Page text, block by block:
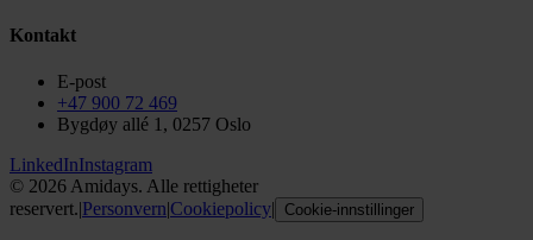
Kontakt
E-post
+47 900 72 469
Bygdøy allé 1, 0257 Oslo
LinkedInInstagram
© 2026 Amidays. Alle rettigheter
reservert.|Personvern|Cookiepolicy| Cookie-innstillinger